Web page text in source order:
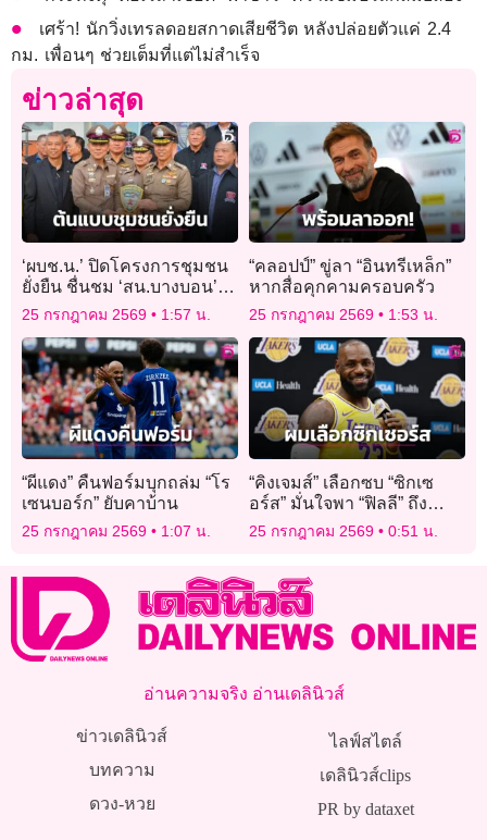
เศร้า! นักวิ่งเทรลดอยสกาดเสียชีวิต หลังปล่อยตัวแค่ 2.4
กม. เพื่อนๆ ช่วยเต็มที่แต่ไม่สำเร็จ
ข่าวล่าสุด
‘ผบช.น.’ ปิดโครงการชุมชน
ยั่งยืน ชื่นชม ‘สน.บางบอน’
ต้นแบบชุมชนปลอดยาเสพติด
25 กรกฎาคม 2569 1:57 น.
“คลอปป์” ขู่ลา “อินทรีเหล็ก”
หากสื่อคุกคามครอบครัว
25 กรกฎาคม 2569 1:53 น.
“ผีแดง” คืนฟอร์มบุกถล่ม “โร
เซนบอร์ก” ยับคาบ้าน
25 กรกฎาคม 2569 1:07 น.
“คิงเจมส์” เลือกซบ “ซิกเซ
อร์ส” มั่นใจพา “ฟิลลี” ถึง
แชมป์ชัวร์
25 กรกฎาคม 2569 0:51 น.
อ่านความจริง อ่านเดลินิวส์
ข่าวเดลินิวส์
บทความ
ดวง-หวย
ไลฟ์สไตล์
เดลินิวส์clips
PR by dataxet